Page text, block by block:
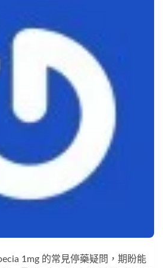
1mg 的常見停藥疑問，期盼能